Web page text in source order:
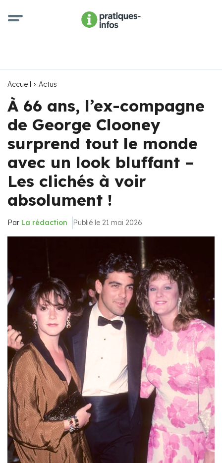
Accueil Actus
À 66 ans, l’ex-compagne
de George Clooney
surprend tout le monde
avec un look bluffant –
Les clichés à voir
absolument !
Par La rédaction Publié le 21 mai 2026